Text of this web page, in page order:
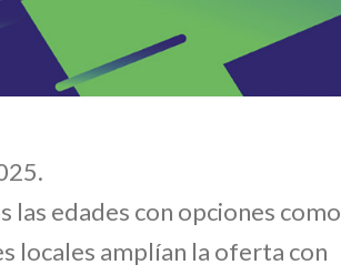
edades con opciones como
locales amplían la oferta con